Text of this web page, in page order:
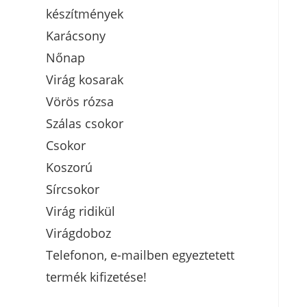
készítmények
Karácsony
Nőnap
Virág kosarak
Vörös rózsa
Szálas csokor
Csokor
Koszorú
Sírcsokor
Virág ridikül
Virágdoboz
Telefonon, e-mailben egyeztetett
termék kifizetése!